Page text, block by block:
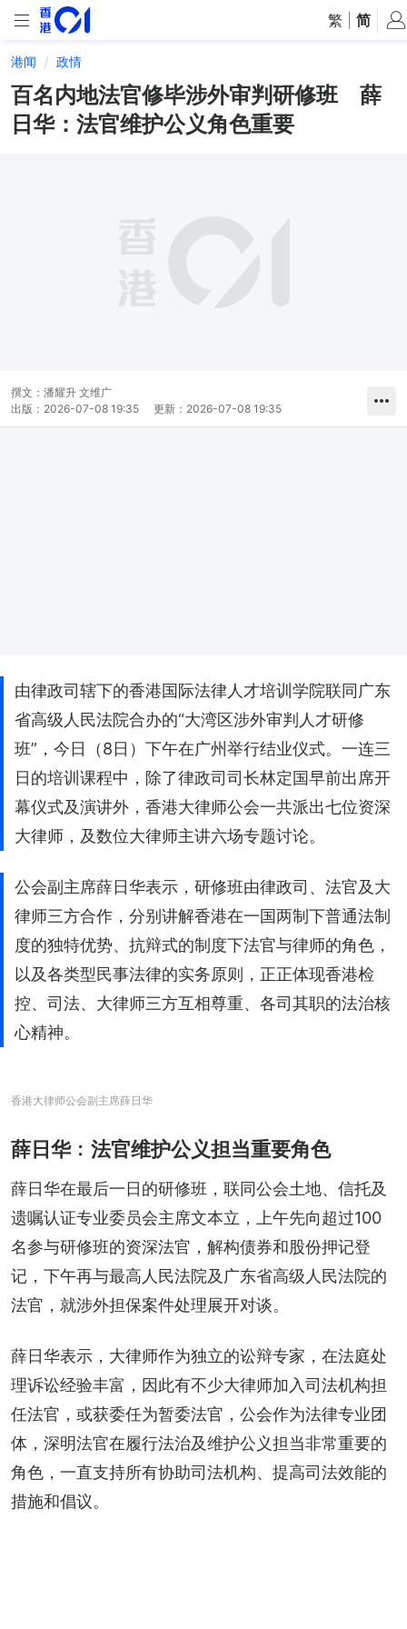
繁 简
港闻 政情
百名内地法官修毕涉外审判研修班 薛
日华：法官维护公义角色重要
撰文： 潘耀升 文维广
出版： 2026-07-08 19:35 更新： 2026-07-08 19:35
由律政司辖下的香港国际法律人才培训学院联同广东
省高级人民法院合办的“大湾区涉外审判人才研修
班”，今日（8日）下午在广州举行结业仪式。一连三
日的培训课程中，除了律政司司长林定国早前出席开
幕仪式及演讲外，香港大律师公会一共派出七位资深
大律师，及数位大律师主讲六场专题讨论。
公会副主席薛日华表示，研修班由律政司、法官及大
律师三方合作，分别讲解香港在一国两制下普通法制
度的独特优势、抗辩式的制度下法官与律师的角色，
以及各类型民事法律的实务原则，正正体现香港检
控、司法、大律师三方互相尊重、各司其职的法治核
心精神。
香港大律师公会副主席薛日华
薛日华﹕法官维护公义担当重要角色
薛日华在最后一日的研修班，联同公会土地、信托及
遗嘱认证专业委员会主席文本立，上午先向超过100
名参与研修班的资深法官，解构债券和股份押记登
记，下午再与最高人民法院及广东省高级人民法院的
法官，就涉外担保案件处理展开对谈。
薛日华表示，大律师作为独立的讼辩专家，在法庭处
理诉讼经验丰富，因此有不少大律师加入司法机构担
任法官，或获委任为暂委法官，公会作为法律专业团
体，深明法官在履行法治及维护公义担当非常重要的
角色，一直支持所有协助司法机构、提高司法效能的
措施和倡议。